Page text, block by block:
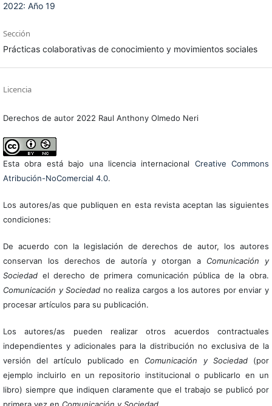
2022: Año 19
Sección
Prácticas colaborativas de conocimiento y movimientos sociales
Licencia
Derechos de autor 2022 Raul Anthony Olmedo Neri
Esta obra está bajo una licencia internacional Creative Commons
Atribución-NoComercial 4.0.
Los autores/as que publiquen en esta revista aceptan las siguientes
condiciones:
De acuerdo con la legislación de derechos de autor, los autores
conservan los derechos de autoría y otorgan a Comunicación y
Sociedadel derecho de primera comunicación pública de la obra.
Comunicación y Sociedad no realiza cargos a los autores por enviar y
procesar artículos para su publicación.
Los autores/as pueden realizar otros acuerdos contractuales
independientes y adicionales para la distribución no exclusiva de la
versión del artículo publicado en Comunicación y Sociedad(por
ejemplo incluirlo en un repositorio institucional o publicarlo en un
libro) siempre que indiquen claramente que el trabajo se publicó por